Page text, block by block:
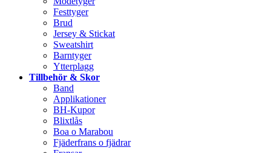
Festtyger
Brud
Jersey & Stickat
Sweatshirt
Barntyger
Ytterplagg
Tillbehör & Skor
Band
Applikationer
BH-Kupor
Blixtlås
Boa o Marabou
Fjäderfrans o fjädrar